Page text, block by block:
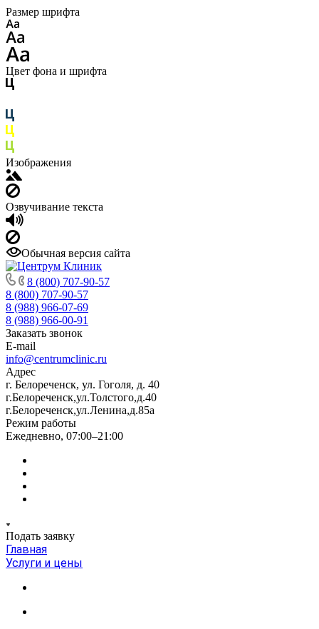
Размер шрифта
Цвет фона и шрифта
Изображения
Озвучивание текста
Обычная версия сайта
8 (800) 707-90-57
8 (800) 707-90-57
8 (988) 966-07-69
8 (988) 966-00-91
Заказать звонок
E-mail
info@centrumclinic.ru
Адрес
г. Белореченск, ул. Гоголя, д. 40
г.Белореченск,ул.Толстого,д.40
г.Белореченск,ул.Ленина,д.85а
Режим работы
Ежедневно, 07:00–21:00
Подать заявку
Главная
Услуги и цены